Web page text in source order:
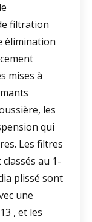
filtration
élimination
mises à
les
qui
Les filtres
au 1-
plissé sont
une
, et les